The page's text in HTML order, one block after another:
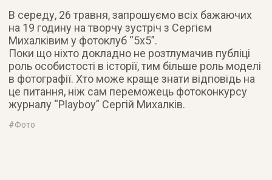
В середу, 26 травня, запрошуємо всіх бажаючих
на 19 годину на творчу зустріч з Сергієм
Михалківим у фотоклуб “5х5”.
Поки що ніхто докладно не розтлумачив публіці
роль особистості в історії, тим більше роль моделі
в фотографії. Хто може краще знати відповідь на
це питання, ніж сам переможець фотоконкурсу
журналу “Playboy” Сергій Михалків.
#Фото